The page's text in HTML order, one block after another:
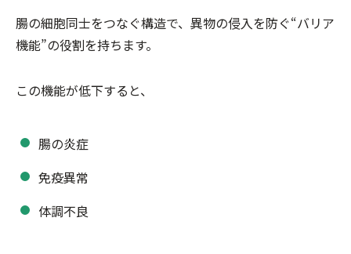
腸の細胞同士をつなぐ構造で、異物の侵入を防ぐ“バリア
機能”の役割を持ちます。
この機能が低下すると、
腸の炎症
免疫異常
体調不良